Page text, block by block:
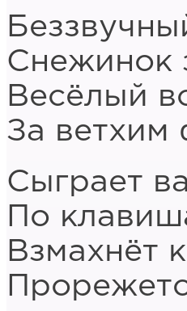
Снежинок
Весёлый
За ветхим
Сыграет
По
Взмахнёт